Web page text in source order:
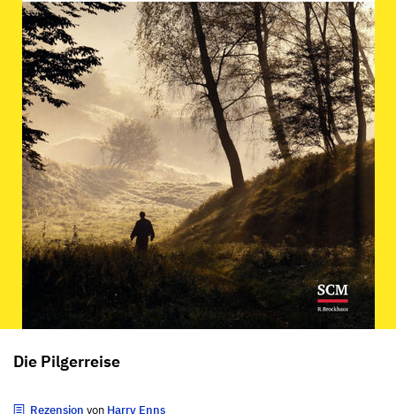
Die Pilgerreise
Rezension von Harry Enns